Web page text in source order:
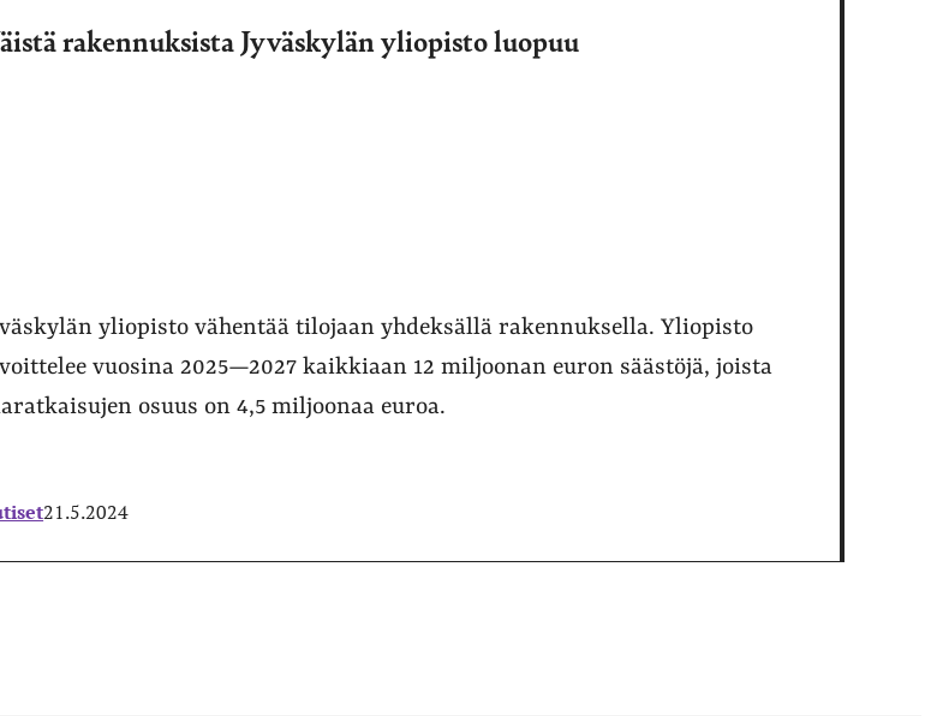
rakennuksista Jyväskylän yliopisto luopuu
yliopisto vähentää tilojaan yhdeksällä rakennuksella. Yliopisto
vuosina 2025—2027 kaikkiaan 12 miljoonan euron säästöjä, joista
osuus on 4,5 miljoonaa euroa.
21.5.2024